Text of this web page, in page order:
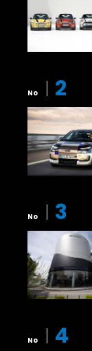
No 2
No 3
No 4